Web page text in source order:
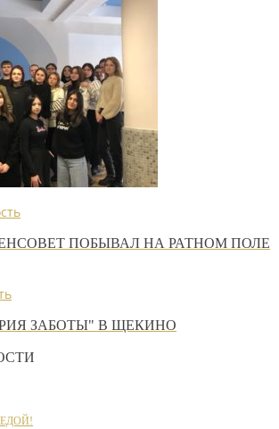
ПОБЫВАЛ НА РАТНОМ ПОЛЕ
ЗАБОТЫ" В ЩЕКИНО